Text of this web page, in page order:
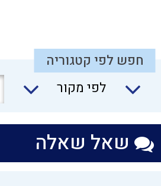
חפש לפי קטגוריה
לפי מקור
שאל שאלה